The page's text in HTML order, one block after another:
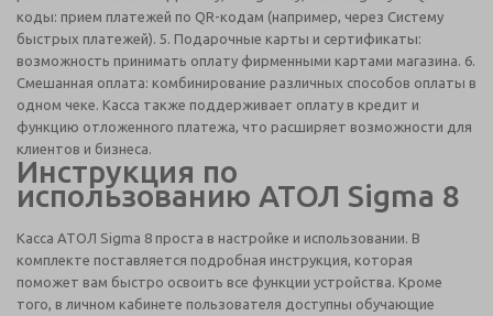
коды: прием платежей по QR-кодам (например, через Систему
быстрых платежей). 5. Подарочные карты и сертификаты:
возможность принимать оплату фирменными картами магазина. 6.
Смешанная оплата: комбинирование различных способов оплаты в
одном чеке. Касса также поддерживает оплату в кредит и
функцию отложенного платежа, что расширяет возможности для
клиентов и бизнеса.
Инструкция по
использованию АТОЛ Sigma 8
Касса АТОЛ Sigma 8 проста в настройке и использовании. В
комплекте поставляется подробная инструкция, которая
поможет вам быстро освоить все функции устройства. Кроме
того, в личном кабинете пользователя доступны обучающие